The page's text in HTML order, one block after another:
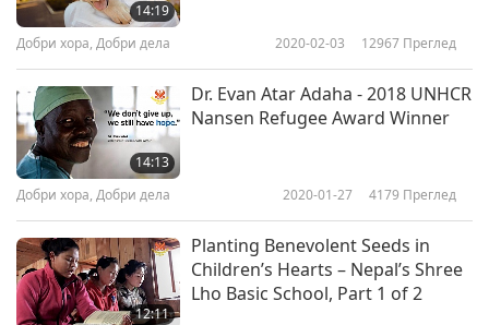
14:19
Добри хора, Добри дела 2020-02-03 12967 Преглед
14:13
Dr. Evan Atar Adaha - 2018 UNHCR
Nansen Refugee Award Winner
Добри хора, Добри дела 2020-01-27 4179 Преглед
12:11
Planting Benevolent Seeds in
Children’s Hearts – Nepal’s Shree
Lho Basic School, Part 1 of 2